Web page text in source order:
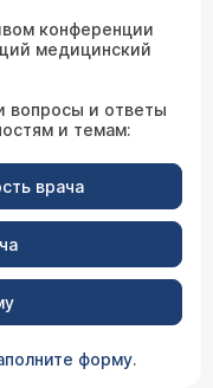
конференции
медицинский
вопросы и ответы
и темам:
врача
форму.